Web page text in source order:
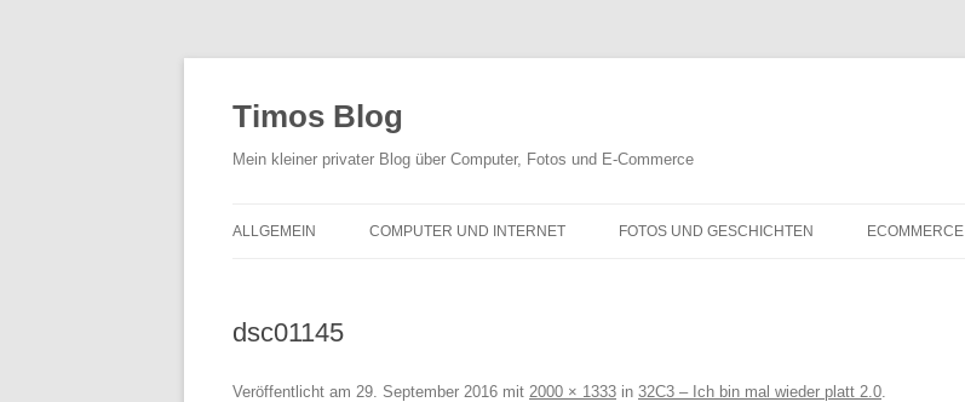
Timos Blog
Mein kleiner privater Blog über Computer, Fotos und E-Commerce
ALLGEMEIN COMPUTER UND INTERNET FOTOS UND GESCHICHTEN ECOMMERCE
dsc01145
Veröffentlicht am 29. September 2016 mit 2000 × 1333 in 32C3 – Ich bin mal wieder platt 2.0.